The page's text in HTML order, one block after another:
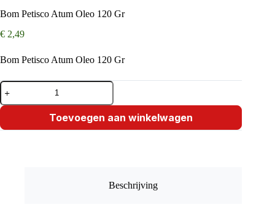
Bom Petisco Atum Oleo 120 Gr
€ 2,49
Bom Petisco Atum Oleo 120 Gr
Bom
Petisco
Atum
120
Toevoegen aan winkelwagen
Beschrijving